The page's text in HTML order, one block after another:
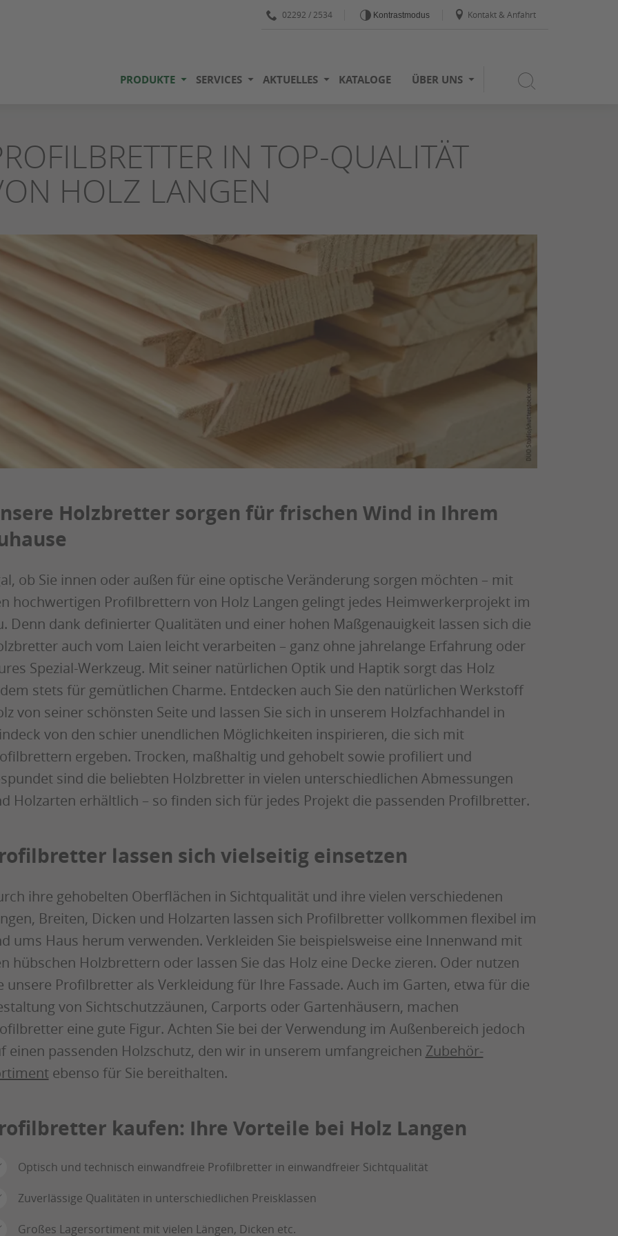
02292 / 2534 Kontrastmodus Kontakt & Anfahrt
PRODUKTE SERVICES AKTUELLES KATALOGE ÜBER UNS
IN TOP-QUALITÄT
HOLZ LANGEN
Holzbretter sorgen für frischen Wind in Ihrem
ob Sie innen oder außen für eine optische Veränderung sorgen möchten – mit
hochwertigen Profilbrettern von Holz Langen gelingt jedes Heimwerkerprojekt im
Denn dank definierter Qualitäten und einer hohen Maßgenauigkeit lassen sich die
auch vom Laien leicht verarbeiten – ganz ohne jahrelange Erfahrung oder
Spezial-Werkzeug. Mit seiner natürlichen Optik und Haptik sorgt das Holz
stets für gemütlichen Charme. Entdecken auch Sie den natürlichen Werkstoff
von seiner schönsten Seite und lassen Sie sich in unserem Holzfachhandel in
von den schier unendlichen Möglichkeiten inspirieren, die sich mit
ergeben. Trocken, maßhaltig und gehobelt sowie profiliert und
sind die beliebten Holzbretter in vielen unterschiedlichen Abmessungen
Holzarten erhältlich – so finden sich für jedes Projekt die passenden Profilbretter.
lassen sich vielseitig einsetzen
ihre gehobelten Oberflächen in Sichtqualität und ihre vielen verschiedenen
Breiten, Dicken und Holzarten lassen sich Profilbretter vollkommen flexibel im
ums Haus herum verwenden. Verkleiden Sie beispielsweise eine Innenwand mit
hübschen Holzbrettern oder lassen Sie das Holz eine Decke zieren. Oder nutzen
unsere Profilbretter als Verkleidung für Ihre Fassade. Auch im Garten, etwa für die
von Sichtschutzzäunen, Carports oder Gartenhäusern, machen
eine gute Figur. Achten Sie bei der Verwendung im Außenbereich jedoch
einen passenden Holzschutz, den wir in unserem umfangreichen Zubehör-
ebenso für Sie bereithalten.
kaufen: Ihre Vorteile bei Holz Langen
Optisch und technisch einwandfreie Profilbretter in einwandfreier Sichtqualität
Zuverlässige Qualitäten in unterschiedlichen Preisklassen
Großes Lagersortiment mit vielen Längen, Dicken etc.